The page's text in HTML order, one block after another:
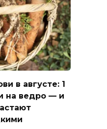
в августе: 1
на ведро — и